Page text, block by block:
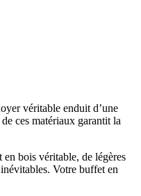
véritable enduit d’une
ces matériaux garantit la
bois véritable, de légères
Votre buffet en